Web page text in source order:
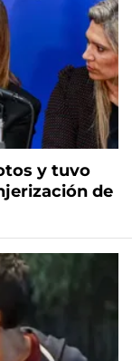
y tuvo
de